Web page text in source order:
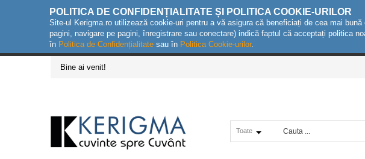
POLITICA DE CONFIDENȚIALITATE ȘI POLITICA COOKIE-URILOR
Site-ul Kerigma.ro utilizează cookie-uri pentru a vă asigura că beneficiați de cea mai
pagini, navigare pe pagini, înregistrare sau conectare) indică faptul că acceptați politica
în Politica de Confidențialitate sau în Politica Cookie-urilor.
Bine ai venit!
Toate